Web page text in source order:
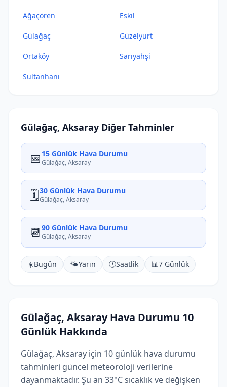
Ağaçören Eskil
Gülağaç Güzelyurt
Ortaköy Sarıyahşi
Sultanhanı
Gülağaç, Aksaray Diğer Tahminler
📅 15 Günlük Hava Durumu
Gülağaç, Aksaray
🗓️30 Günlük Hava Durumu
Gülağaç, Aksaray
📆 90 Günlük Hava Durumu
Gülağaç, Aksaray
☀️Bugün 🌤️Yarın 🕐Saatlik 📊7 Günlük
Gülağaç, Aksaray Hava Durumu 10
Günlük Hakkında
Gülağaç, Aksaray için 10 günlük hava durumu
tahminleri güncel meteoroloji verilerine
dayanmaktadır. Şu an 33°C sıcaklık ve değişken